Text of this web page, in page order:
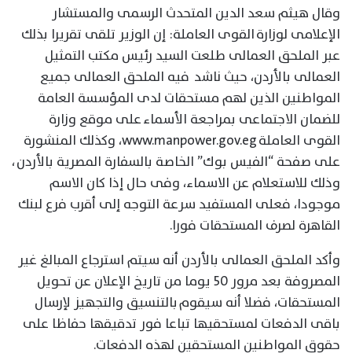
وقال هيثم سعد الدين المتحدث الرسمى والمستشار
الإعلامى لوزارة القوى العاملة: إن الوزير تلقى تقريرا بذلك
عبر الملحق العمالى طلعت السيد رئيس مكتب التمثيل
العمالى بالأردن، حيث ناشد فيه الملحق العمالى جميع
المواطنين الذين لهم مستحقات لدى المؤسسة العامة
للضمان الاجتماعى بمراجعة الأسماء على موقع وزارة
القوى العاملة www.manpower.gov.eg، وكذلك المنشورة
على صفحة “الفيس بوك” الخاصة بالسفارة المصرية بالأردن ،
وذلك للاستعلام عن الاسماء، وفى حال إذا كان الاسم
موجودا، فعلى المستفيد سرعة التوجه إلى أقرب فرع لبنك
القاهرة لصرف المستحقات فورا.
وأكد الملحق العمالى بالأردن أنه سيتم استرجاع المبالغ غير
المصروفة بعد مرور 50 يوما من تاريخ الإعلان عن تحويل
المستحقات، فضلا أنه سيقوم بالتنسيق والتجهيز لإرسال
باقى الدفعات لمستحقيها تباعا فور تدقيقها حفاظا على
حقوق المواطنين المستحقين لهذه الدفعات.